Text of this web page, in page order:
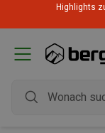
Highlights